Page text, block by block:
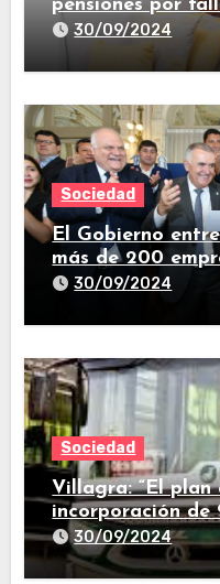
pensiones por
de vida
30/09/2024
Sociedad
El Gobierno
más de 200
provincia
30/09/2024
Sociedad
Villagra: “El plan
incorporación de
para 2025″
30/09/2024